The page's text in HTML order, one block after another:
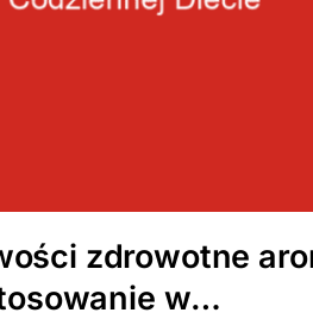
zdrowotne
w